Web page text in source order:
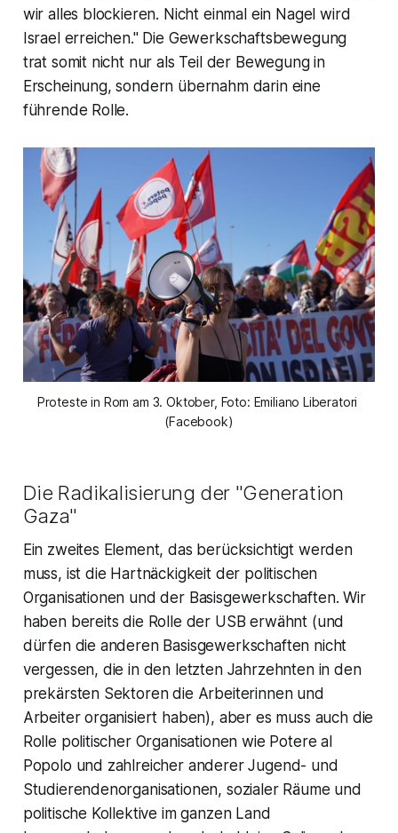
wir alles blockieren. Nicht einmal ein Nagel wird
Israel erreichen." Die Gewerkschaftsbewegung
trat somit nicht nur als Teil der Bewegung in
Erscheinung, sondern übernahm darin eine
führende Rolle.
Proteste in Rom am 3. Oktober, Foto: Emiliano Liberatori
(Facebook)
Die Radikalisierung der "Generation
Gaza"
Ein zweites Element, das berücksichtigt werden
muss, ist die Hartnäckigkeit der politischen
Organisationen und der Basisgewerkschaften. Wir
haben bereits die Rolle der USB erwähnt (und
dürfen die anderen Basisgewerkschaften nicht
vergessen, die in den letzten Jahrzehnten in den
prekärsten Sektoren die Arbeiterinnen und
Arbeiter organisiert haben), aber es muss auch die
Rolle politischer Organisationen wie Potere al
Popolo und zahlreicher anderer Jugend- und
Studierendenorganisationen, sozialer Räume und
politische Kollektive im ganzen Land